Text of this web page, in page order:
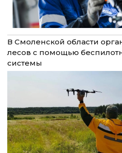
В Смоленской области
лесов с помощью
системы